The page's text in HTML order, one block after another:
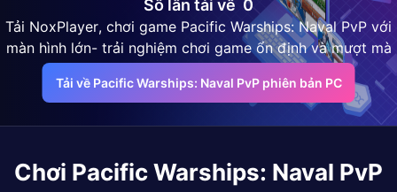
Số lần tải về 0
Tải NoxPlayer, chơi game Pacific Warships: Naval PvP với
màn hình lớn- trải nghiệm chơi game ổn định và mượt mà
Tải về Pacific Warships: Naval PvP phiên bản PC
Chơi Pacific Warships: Naval PvP